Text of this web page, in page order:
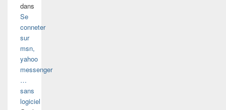
dans
Se
conneter
sur
msn,
yahoo
messenger
…
sans
logiciel